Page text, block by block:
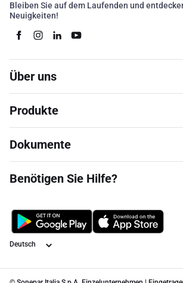
Bleiben Sie auf dem Laufenden und
Neuigkeiten!
Über uns
Produkte
Dokumente
Benötigen Sie Hilfe?
Sprache